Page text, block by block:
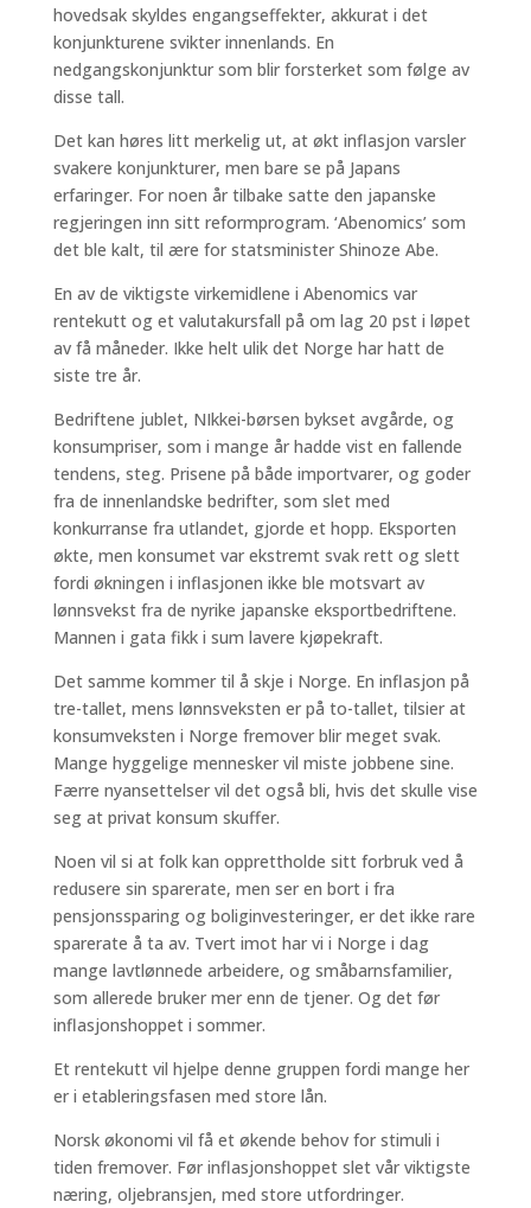
hovedsak skyldes engangseffekter, akkurat i det
konjunkturene svikter innenlands. En
nedgangskonjunktur som blir forsterket som følge av
disse tall.
Det kan høres litt merkelig ut, at økt inflasjon varsler
svakere konjunkturer, men bare se på Japans
erfaringer. For noen år tilbake satte den japanske
regjeringen inn sitt reformprogram. ‘Abenomics’ som
det ble kalt, til ære for statsminister Shinoze Abe.
En av de viktigste virkemidlene i Abenomics var
rentekutt og et valutakursfall på om lag 20 pst i løpet
av få måneder. Ikke helt ulik det Norge har hatt de
siste tre år.
Bedriftene jublet, NIkkei-børsen bykset avgårde, og
konsumpriser, som i mange år hadde vist en fallende
tendens, steg. Prisene på både importvarer, og goder
fra de innenlandske bedrifter, som slet med
konkurranse fra utlandet, gjorde et hopp. Eksporten
økte, men konsumet var ekstremt svak rett og slett
fordi økningen i inflasjonen ikke ble motsvart av
lønnsvekst fra de nyrike japanske eksportbedriftene.
Mannen i gata fikk i sum lavere kjøpekraft.
Det samme kommer til å skje i Norge. En inflasjon på
tre-tallet, mens lønnsveksten er på to-tallet, tilsier at
konsumveksten i Norge fremover blir meget svak.
Mange hyggelige mennesker vil miste jobbene sine.
Færre nyansettelser vil det også bli, hvis det skulle vise
seg at privat konsum skuffer.
Noen vil si at folk kan opprettholde sitt forbruk ved å
redusere sin sparerate, men ser en bort i fra
pensjonssparing og boliginvesteringer, er det ikke rare
sparerate å ta av. Tvert imot har vi i Norge i dag
mange lavtlønnede arbeidere, og småbarnsfamilier,
som allerede bruker mer enn de tjener. Og det før
inflasjonshoppet i sommer.
Et rentekutt vil hjelpe denne gruppen fordi mange her
er i etableringsfasen med store lån.
Norsk økonomi vil få et økende behov for stimuli i
tiden fremover. Før inflasjonshoppet slet vår viktigste
næring, oljebransjen, med store utfordringer.